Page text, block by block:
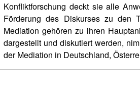
Konfliktforschung deckt sie alle
Förderung des Diskurses zu den
Mediation gehören zu ihren
dargestellt und diskutiert werden,
der Mediation in Deutschland,